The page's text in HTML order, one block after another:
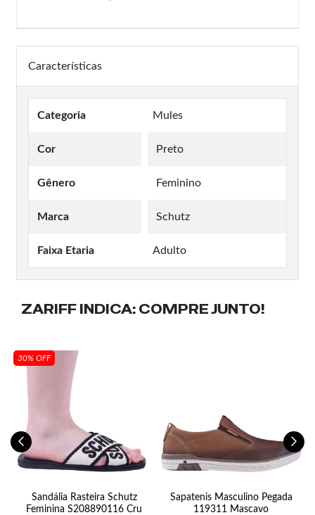
Características
Categoria Mules
Cor Preto
Gênero Feminino
Marca Schutz
Faixa Etaria Adulto
ZARIFF INDICA: COMPRE JUNTO!
30% OFF
Sandália Rasteira Schutz
Feminina S208890116 Cru
Sapatenis Masculino Pegada
119311 Mascavo